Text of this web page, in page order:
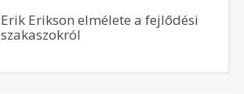
Erik Erikson elmélete a fejlődési
szakaszokról